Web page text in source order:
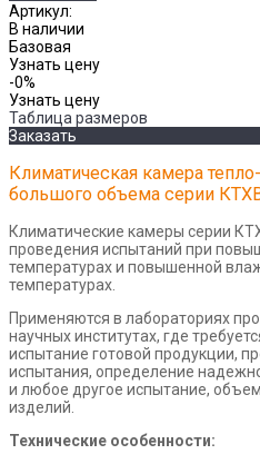
Артикул:
В наличии
Базовая
Узнать цену
-0%
Узнать цену
Таблица размеров
Заказать
Климатическая камера
большого объема серии
Климатические камеры серии
проведения испытаний при
температурах и повышенной
температурах.
Применяются в лабораториях
научных институтах, где
испытание готовой продукции,
испытания, определение
и любое другое испытание,
изделий.
Технические особенности: